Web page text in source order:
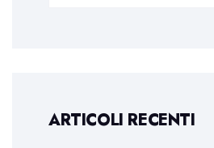
ARTICOLI RECENTI